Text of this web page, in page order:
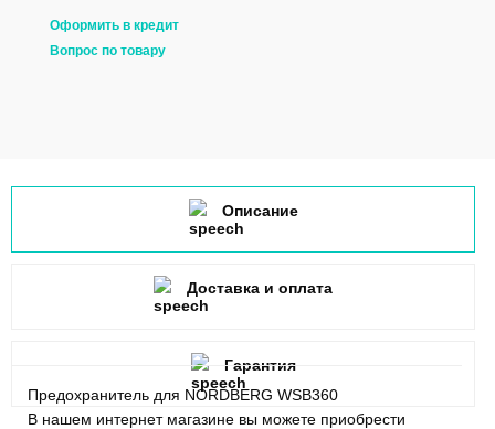
Оформить в кредит
Вопрос по товару
Описание
Предохранитель для NORDBERG WSB360
В нашем интернет магазине вы можете приобрести
Доставка и оплата
Гарантия